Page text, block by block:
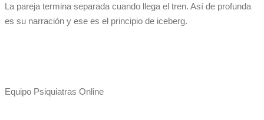
La pareja termina separada cuando llega el tren. Así de profunda
es su narración y ese es el principio de iceberg.
Equipo Psiquiatras Online